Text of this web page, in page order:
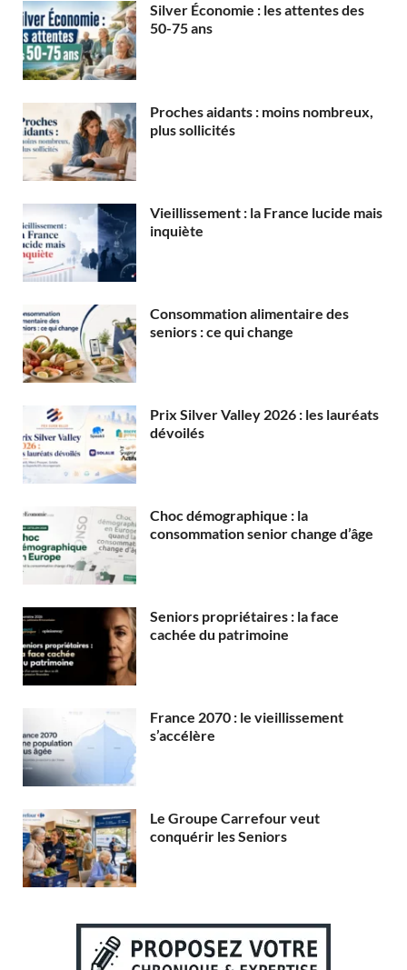
Silver Économie : les attentes des
50-75 ans
Proches aidants : moins nombreux,
plus sollicités
Vieillissement : la France lucide mais
inquiète
Consommation alimentaire des
seniors : ce qui change
Prix Silver Valley 2026 : les lauréats
dévoilés
Choc démographique : la
consommation senior change d’âge
Seniors propriétaires : la face
cachée du patrimoine
France 2070 : le vieillissement
s’accélère
Le Groupe Carrefour veut
conquérir les Seniors